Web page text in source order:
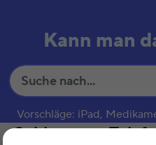
Kann man
S
u
h
Vorschläge: iPad,
Schlagwort: